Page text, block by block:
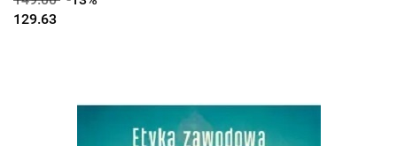
129.63